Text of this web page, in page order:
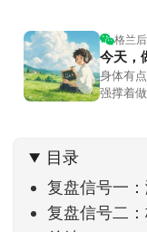
格兰
今天，
身体有
强撑着
问的，
量挑选
目录
复盘信号一
复盘信号二